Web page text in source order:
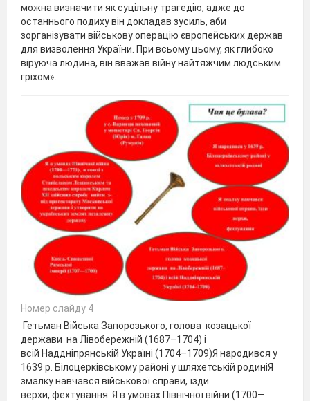
можна визначити як суцільну трагедію, адже до
останнього подиху він докладав зусиль, аби
зорганізувати військову операцію європейських держав
для визволення України. При всьому цьому, як глибоко
віруюча людина, він вважав війну найтяжчим людським
гріхом».
Номер слайду 4
Гетьман Війська Запорозького, голова козацької
держави на Лівобережній (1687–1704) і
всій Наддніпрянській Україні (1704–1709)Я народився у
1639 р. Білоцерківському районі у шляхетській родиніЯ
змалку навчався військової справи, їзди
верхи, фехтування Я в умовах Північної війни (1700—